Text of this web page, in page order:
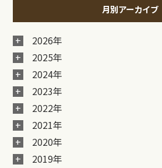
月別アーカイブ
2026年
2025年
2024年
2023年
2022年
2021年
2020年
2019年